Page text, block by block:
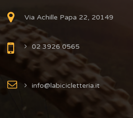
Via Achille Papa 22, 20149
02 3926 0565
info@labicicletteria.it